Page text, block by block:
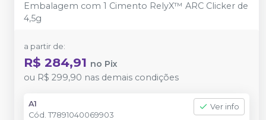
Embalagem com 1 Cimento RelyX™ ARC Clicker de
4,5g
a partir de:
R$ 284,91 no Pix
ou R$ 299,90 nas demais condições
A1
Cód. T7891040069903
Ver info